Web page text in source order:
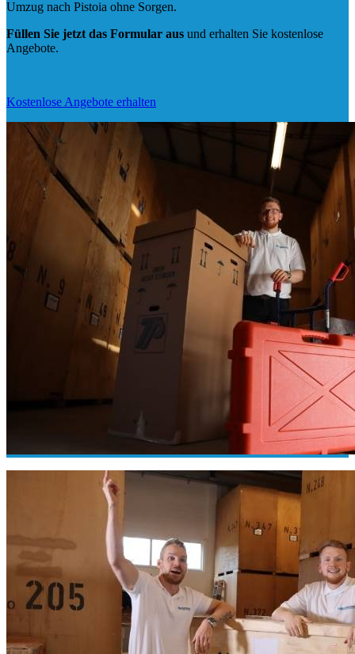
Umzug nach Pistoia ohne Sorgen.
Füllen Sie jetzt das Formular aus und erhalten Sie kostenlose
Angebote.
Kostenlose Angebote erhalten